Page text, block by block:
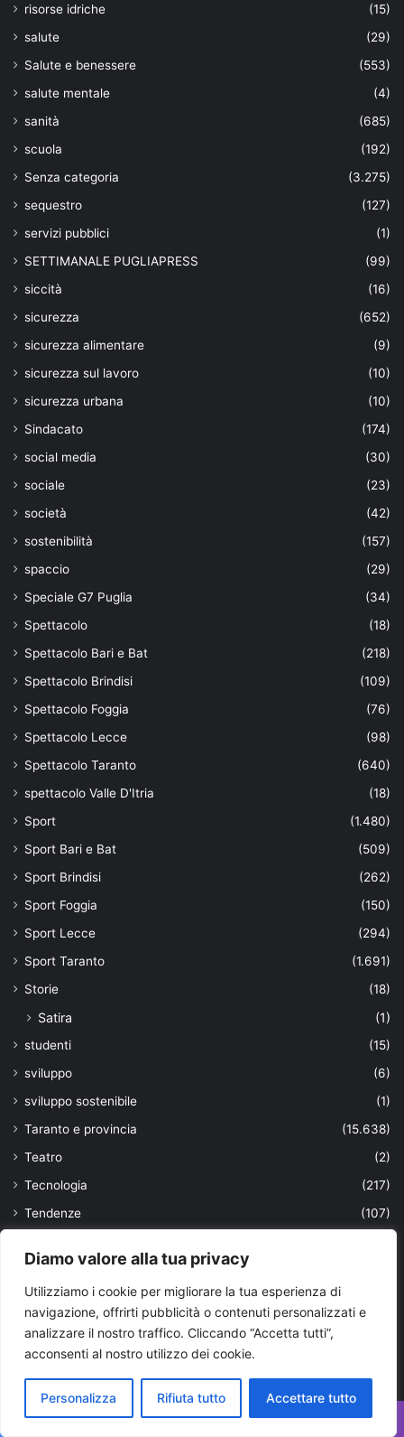
Diamo valore alla tua privacy
Utilizziamo i cookie per migliorare la tua esperienza di
navigazione, offrirti pubblicità o contenuti personalizzati e
analizzare il nostro traffico. Cliccando “Accetta tutti”,
acconsenti al nostro utilizzo dei cookie.
Personalizza Rifiuta tutto Accettare tutto
risorse idriche
(15)
salute
(29)
Salute e benessere
(553)
salute mentale
(4)
sanità
(685)
scuola
(192)
Senza categoria
(3.275)
sequestro
(127)
servizi pubblici
(1)
SETTIMANALE PUGLIAPRESS
(99)
siccità
(16)
sicurezza
(652)
sicurezza alimentare
(9)
sicurezza sul lavoro
(10)
sicurezza urbana
(10)
Sindacato
(174)
social media
(30)
sociale
(23)
società
(42)
sostenibilità
(157)
spaccio
(29)
Speciale G7 Puglia
(34)
Spettacolo
(18)
Spettacolo Bari e Bat
(218)
Spettacolo Brindisi
(109)
Spettacolo Foggia
(76)
Spettacolo Lecce
(98)
Spettacolo Taranto
(640)
spettacolo Valle D'Itria
(18)
Sport
(1.480)
Sport Bari e Bat
(509)
Sport Brindisi
(262)
Sport Foggia
(150)
Sport Lecce
(294)
Sport Taranto
(1.691)
Storie
(18)
Satira (1)
studenti
(15)
sviluppo
(6)
sviluppo sostenibile
(1)
Taranto e provincia
(15.638)
Teatro
(2)
Tecnologia
(217)
Tendenze
(107)
Top News
trasporti
truffa
turismo
ultimissime
(1.901)